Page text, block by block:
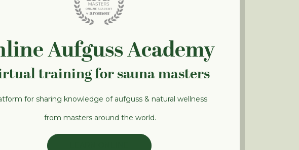
Aufguss Academy
training for sauna masters
for sharing knowledge of aufguss & natural wellness
from masters around the world.